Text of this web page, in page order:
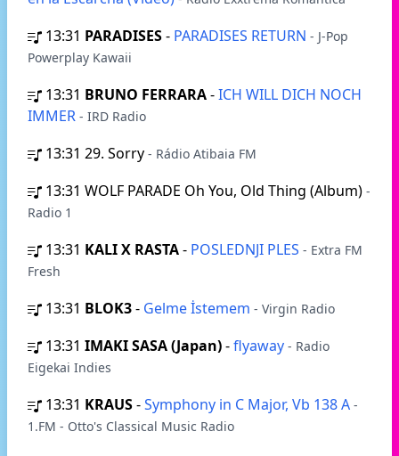
13:31 PARADISES- PARADISES RETURN - J-Pop
Powerplay Kawaii
13:31 BRUNO FERRARA-ICH WILL DICH NOCH
IMMER - IRD Radio
13:31 29. Sorry - Rádio Atibaia FM
13:31 WOLF PARADE Oh You, Old Thing (Album) -
Radio 1
13:31 KALI X RASTA- POSLEDNJI PLES - Extra FM
Fresh
13:31 BLOK3- Gelme İstemem - Virgin Radio
13:31 IMAKI SASA (Japan)-flyaway - Radio
Eigekai Indies
13:31 KRAUS-Symphony in C Major, Vb 138 A -
1.FM - Otto's Classical Music Radio